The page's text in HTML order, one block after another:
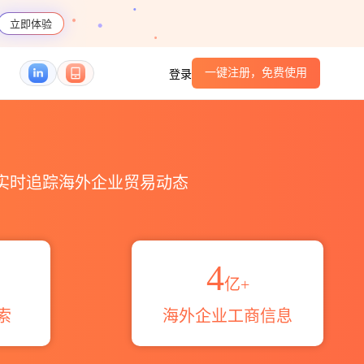
立即体验
登录 一键注册，免费使用
时追踪海外企业贸易动态
4亿+
海外企业工商信息